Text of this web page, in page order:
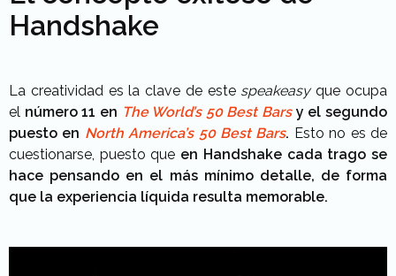
Handshake
La creatividad es la clave de este speakeasyque ocupa
el número 11 en The World’s 50 Best Barsy el segundo
puesto en North America’s 50 Best Bars. Esto no es de
cuestionarse, puesto que en Handshake cada trago se
hace pensando en el más mínimo detalle, de forma
que la experiencia líquida resulta memorable.